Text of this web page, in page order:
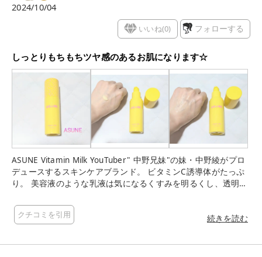
2024/10/04
いいね(0) フォローする
しっとりもちもちツヤ感のあるお肌になります☆
ASUNE Vitamin Milk YouTuber" 中野兄妹"の妹・中野綾がプロ
デュースするスキンケアブランド。 ビタミンC誘導体がたっぷ
り。 美容液のような乳液は気になるくすみを明るくし、透明感
りに癒され、伸びが良くお肌にスッと馴染んでとても心地良い
使用感。 しっとりもちもちツヤ感のあるお肌になります。 ベタ
目指して毎日使いたいです(^^)
クチコミを引用 続きを読む